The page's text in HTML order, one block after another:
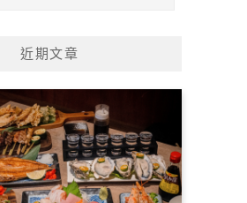
近期文章